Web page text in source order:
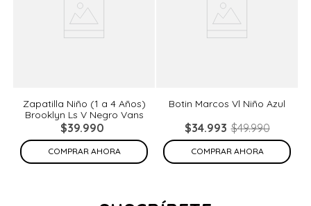
Zapatilla Niño (1 a 4 Años)
Brooklyn Ls V Negro Vans
$39.990
COMPRAR AHORA
Botin Marcos Vl Niño Azul
$34.993 $49.990
COMPRAR AHORA